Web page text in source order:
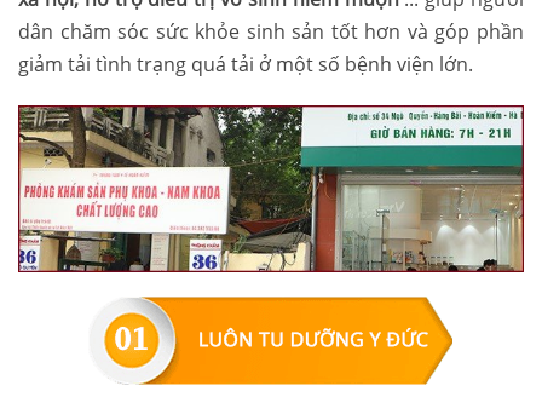
dân chăm sóc sức khỏe sinh sản tốt hơn và góp phần
giảm tải tình trạng quá tải ở một số bệnh viện lớn.